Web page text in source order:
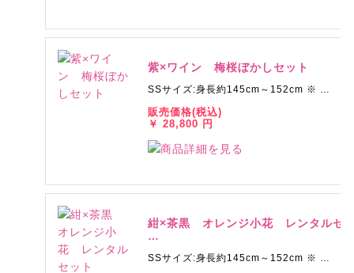
紫×ワイン 梅桜ぼかしセット
SSサイズ:身長約145cm～152cm ※ …
販売価格(税込)
￥ 28,800 円
紺×茶黒 オレンジ小花 レンタルセ
…
SSサイズ:身長約145cm～152cm ※ …